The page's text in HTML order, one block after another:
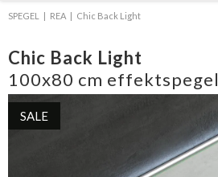
SPEGEL REA Chic Back Light
Chic Back Light
100x80 cm effektspegel
SALE